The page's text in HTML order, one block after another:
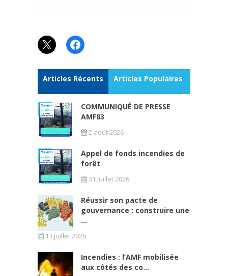
X Facebook
Articles Récents Articles Populaires
COMMUNIQUÉ DE PRESSE
AMF83
2 août 2026
Appel de fonds incendies de
forêt
31 juillet 2026
Réussir son pacte de
gouvernance : construire une
...
13 juillet 2026
Incendies : l’AMF mobilisée
aux côtés des co...